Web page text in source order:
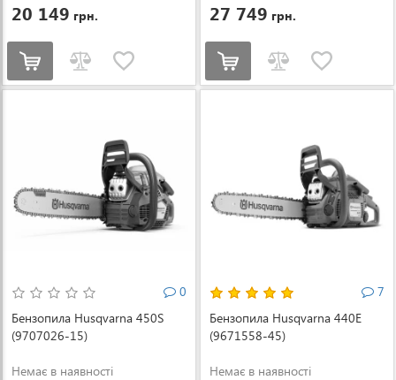
20 149 грн. 27 749 грн.
0
Бензопила Husqvarna 450S
(9707026-15)
Немає в наявності
7
Бензопила Husqvarna 440E
(9671558-45)
Немає в наявності